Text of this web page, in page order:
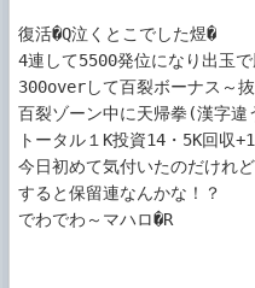
復活�Q泣くとこでした煜�
4連して5500発位になり出玉
300overして百裂ボーナス～
百裂ゾーン中に天帰拳(漢字
トータル１K投資14・5K回収
今日初めて気付いたのだけれ
すると保留連なんかな！？
でわでわ～マハロ�R